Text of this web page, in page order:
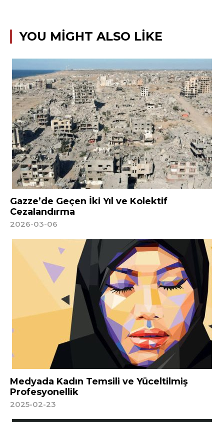
YOU MIGHT ALSO LIKE
Gazze’de Geçen İki Yıl ve Kolektif
Cezalandırma
2026-03-06
Medyada Kadın Temsili ve Yüceltilmiş
Profesyonellik
2025-02-23